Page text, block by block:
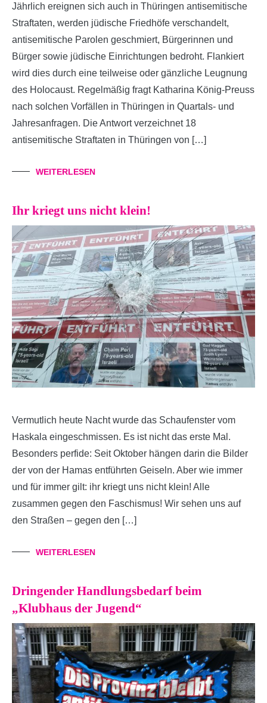
Jährlich ereignen sich auch in Thüringen antisemitische
Straftaten, werden jüdische Friedhöfe verschandelt,
antisemitische Parolen geschmiert, Bürgerinnen und
Bürger sowie jüdische Einrichtungen bedroht. Flankiert
wird dies durch eine teilweise oder gänzliche Leugnung
des Holocaust. Regelmäßig fragt Katharina König-Preuss
nach solchen Vorfällen in Thüringen in Quartals- und
Jahresanfragen. Die Antwort verzeichnet 18
antisemitische Straftaten in Thüringen von […]
WEITERLESEN
Ihr kriegt uns nicht klein!
Vermutlich heute Nacht wurde das Schaufenster vom
Haskala eingeschmissen. Es ist nicht das erste Mal.
Besonders perfide: Seit Oktober hängen darin die Bilder
der von der Hamas entführten Geiseln. Aber wie immer
und für immer gilt: ihr kriegt uns nicht klein! Alle
zusammen gegen den Faschismus! Wir sehen uns auf
den Straßen – gegen den […]
WEITERLESEN
Dringender Handlungsbedarf beim
„Klubhaus der Jugend“